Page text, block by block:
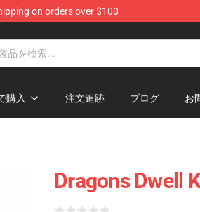
on orders over $100
購入 注文追跡 ブログ お
Dragons Dwell